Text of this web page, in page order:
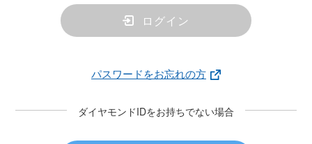
ログイン
パスワードをお忘れの方
ダイヤモンドIDをお持ちでない場合